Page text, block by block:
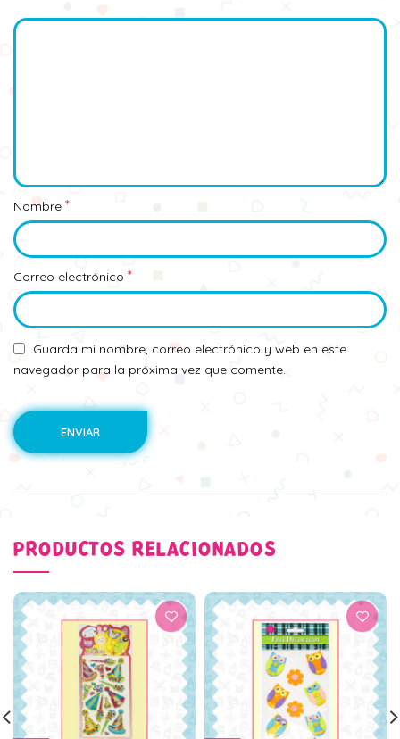
Nombre *
Correo electrónico *
Guarda mi nombre, correo electrónico y web en este
navegador para la próxima vez que comente.
PRODUCTOS RELACIONADOS